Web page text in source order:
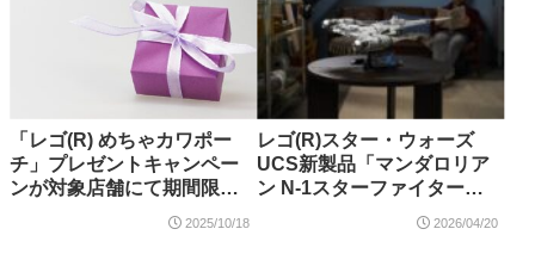
「レゴ(R) めちゃカワポー
チ」プレゼントキャンペー
ンが対象店舗にて期間限定
2025/10/18
レゴ(R)スター・ウォーズ
UCS新製品「マンダロリア
ン N-1スターファイター
（75442）」2026年5月発
売！【購入特典情報あり】
2026/04/20